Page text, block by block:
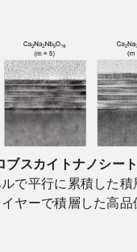
ブスカイトナノシー
で平行に累積した
ヤーで積層した高